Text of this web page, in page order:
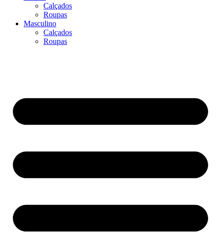
Calçados
Roupas
Masculino
Calçados
Roupas